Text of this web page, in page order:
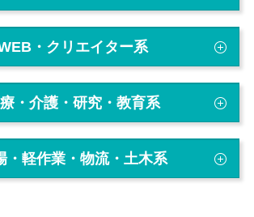
・クリエイター系
・介護・研究・教育系
・軽作業・物流・土木系